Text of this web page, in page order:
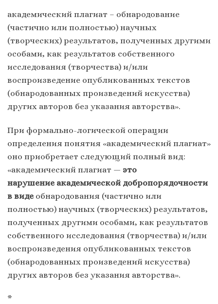
академический плагиат – обнародование
(частично или полностью) научных
(творческих) результатов, полученных другими
особами, как результатов собственного
исследования (творчества) и/или
воспроизведение опубликованных текстов
(обнародованных произведений искусства)
других авторов без указания авторства».
При формально-логической операции
определения понятия «академический плагиат»
оно приобретает следующий полный вид:
«академический плагиат — это
нарушение академической добропорядочности
в виде обнародования (частично или
полностью) научных (творческих) результатов,
полученных другими особами, как результатов
собственного исследования (творчества) и/или
воспроизведения опубликованных текстов
(обнародованных произведений искусства)
других авторов без указания авторства».
*